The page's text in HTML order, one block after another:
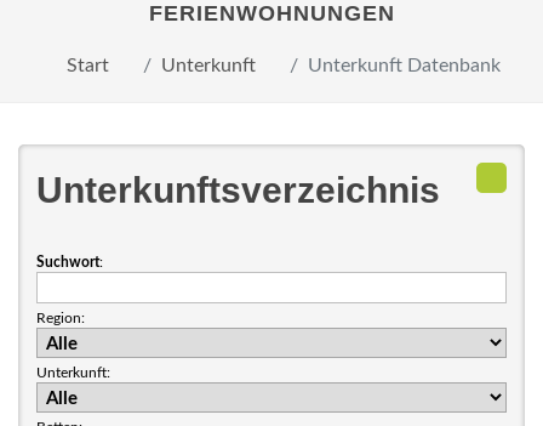
FERIENWOHNUNGEN
Start Unterkunft Unterkunft Datenbank
Unterkunftsverzeichnis
Suchwort:
Region:
Unterkunft: